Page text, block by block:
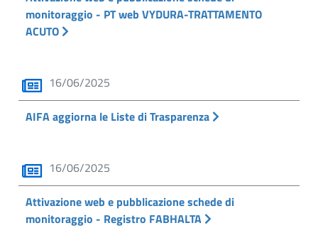
monitoraggio - PT web VYDURA-TRATTAMENTO
ACUTO
16/06/2025
AIFA aggiorna le Liste di Trasparenza
16/06/2025
Attivazione web e pubblicazione schede di
monitoraggio - Registro FABHALTA